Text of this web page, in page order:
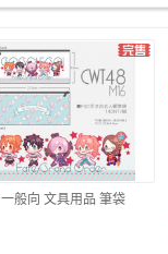
一般向 文具用品 筆袋